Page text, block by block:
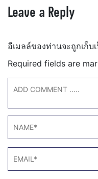
Leave a Reply
อีเมลล์ของท่านจะถูกเก็บ
Required fields are